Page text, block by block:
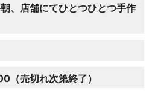
、店舗にてひとつひとつ手作
（売切れ次第終了）